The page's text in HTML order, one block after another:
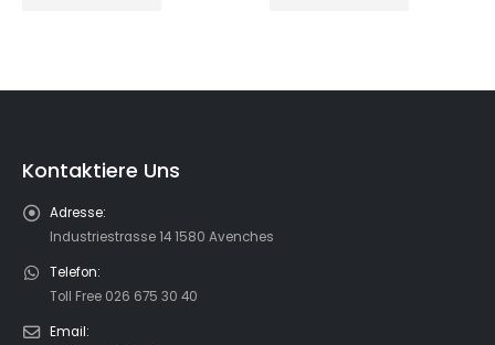
Kontaktiere Uns
Adresse:
Industriestrasse 14 1580 Avenches
Telefon:
Toll Free 026 675 30 40
Email: